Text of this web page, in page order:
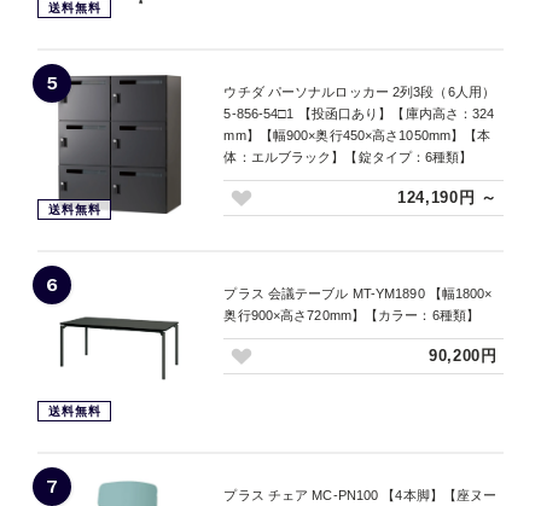
送料無料
5
送料無料
ウチダ パーソナルロッカー 2列3段（6人用）
5-856-54□1 【投函口あり】【庫内高さ：324
mm】【幅900×奥行450×高さ1050mm】【本
体：エルブラック】【錠タイプ：6種類】
124,190円 ～
6
送料無料
プラス 会議テーブル MT-YM1890 【幅1800×
奥行900×高さ720mm】【カラー：6種類】
90,200円
7
プラス チェア MC-PN100 【4本脚】【座ヌー